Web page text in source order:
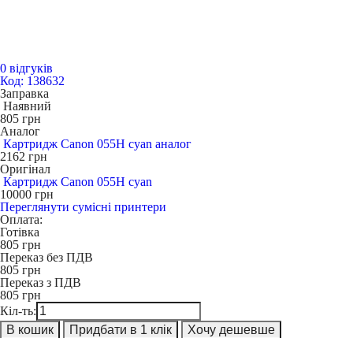
0 відгуків
Код: 138632
Заправка
Наявний
805 грн
Аналог
Картридж Canon 055H cyan аналог
2162 грн
Оригінал
Картридж Canon 055H cyan
10000 грн
Переглянути сумісні принтери
Оплата:
Готівка
805 грн
Переказ без ПДВ
805 грн
Переказ з ПДВ
805 грн
Кіл-ть:
В кошик
Придбати в 1 клік
Хочу дешевше